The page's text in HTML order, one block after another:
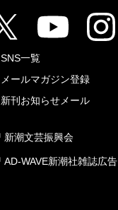
SNS一覧
メールマガジン登録
新刊お知らせメール
新潮文芸振興会
AD-WAVE新潮社雑誌広告